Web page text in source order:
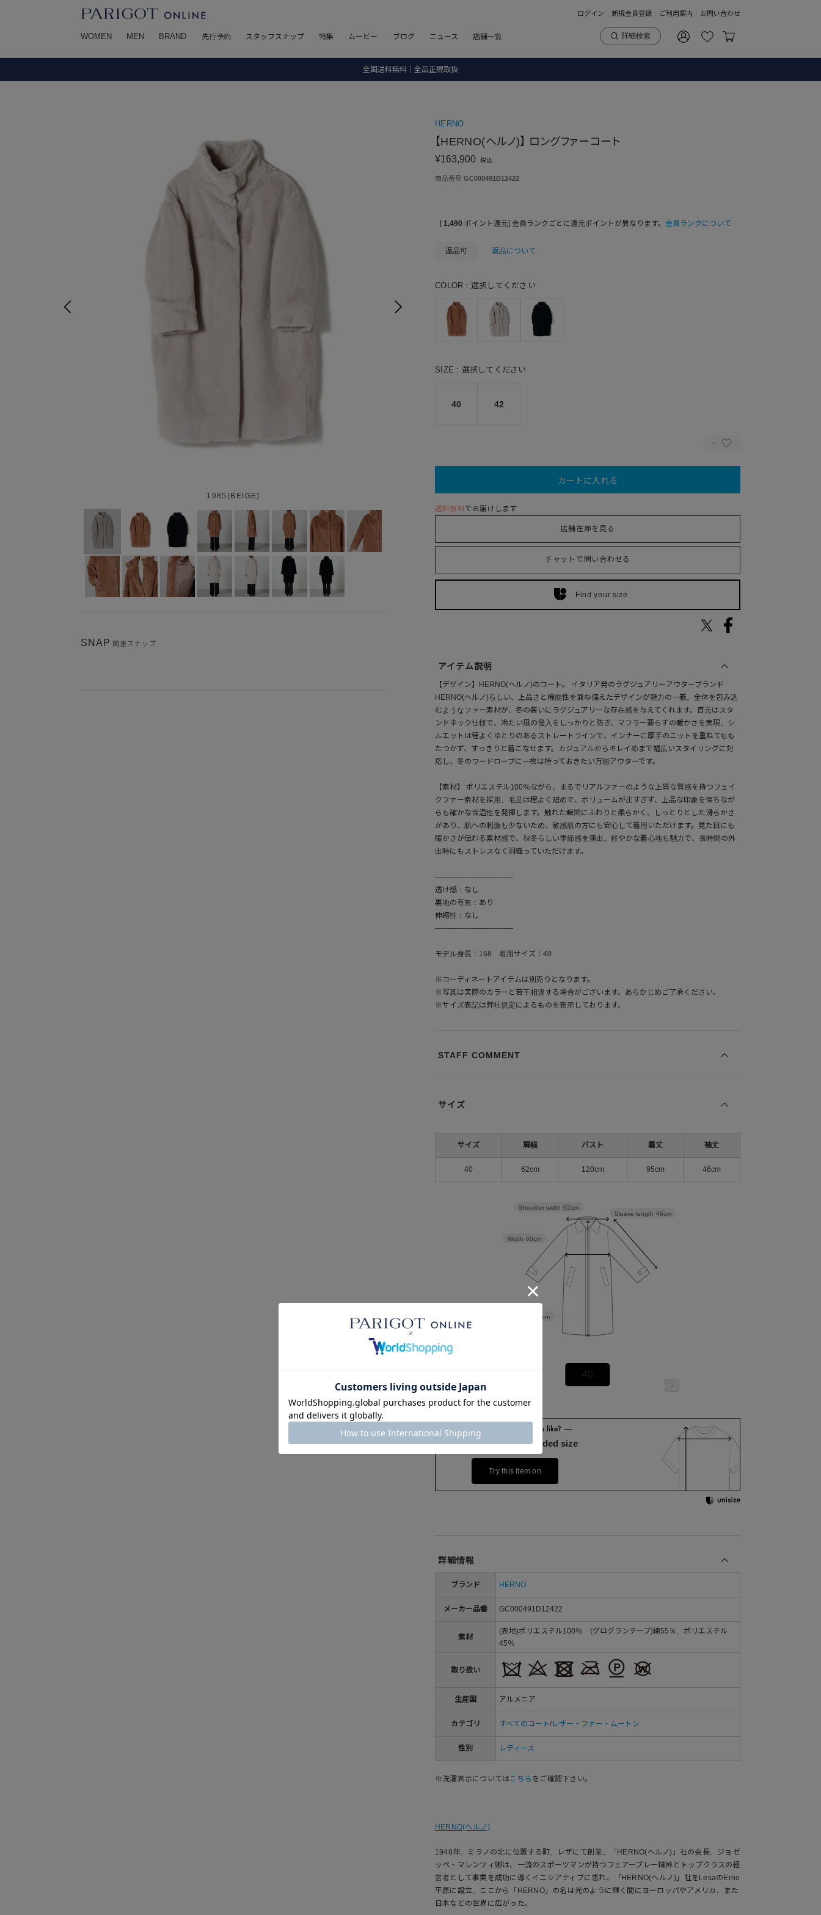
ログイン 新規会員登録 ご利用案内 お問い合わせ
WOMEN MEN BRAND 先行予約 スタッフスナップ 特集 ムービー ブログ ニュース 店舗一覧 詳細検索
全国送料無料｜全品正規取扱
1985(BEIGE) 2157(CAMEL)
SNAP 関連スナップ
HERNO
【HERNO(ヘルノ)】 ロングファーコート
¥163,900 税込
商品番号 GC000491D12422
[ 1,490 ポイント還元] 会員ランクごとに還元ポイントが異なります。 会員ランクについて
返品可 返品について
COLOR 選択してください
SIZE 選択してください
40 42
カートに入れる
送料無料 でお届けします
店舗在庫を見る
チャットで問い合わせる
Find your size
アイテム説明
【デザイン】HERNO(ヘルノ)のコート。 イタリア発のラグジュアリーアウターブランド
HERNO(ヘルノ)らしい、上品さと機能性を兼ね備えたデザインが魅力の一着。全体を包み込
むようなファー素材が、冬の装いにラグジュアリーな存在感を与えてくれます。首元はスタ
ンドネック仕様で、冷たい風の侵入をしっかりと防ぎ、マフラー要らずの暖かさを実現。シ
ルエットは程よくゆとりのあるストレートラインで、インナーに厚手のニットを重ねてもも
たつかず、すっきりと着こなせます。カジュアルからキレイめまで幅広いスタイリングに対
応し、冬のワードローブに一枚は持っておきたい万能アウターです。
【素材】 ポリエステル100％ながら、まるでリアルファーのような上質な質感を持つフェイ
クファー素材を採用。毛足は程よく短めで、ボリュームが出すぎず、上品な印象を保ちなが
らも確かな保温性を発揮します。触れた瞬間にふわりと柔らかく、しっとりとした滑らかさ
があり、肌への刺激も少ないため、敏感肌の方にも安心して着用いただけます。見た目にも
暖かさが伝わる素材感で、秋冬らしい季節感を演出。軽やかな着心地も魅力で、長時間の外
出時にもストレスなく羽織っていただけます。
--------------------------------
透け感：なし
裏地の有無：あり
伸縮性：なし
--------------------------------
モデル身長：168 着用サイズ：40
※コーディネートアイテムは別売りとなります。
※写真は実際のカラーと若干相違する場合がございます。あらかじめご了承ください。
※サイズ表記は弊社規定によるものを表示しております。
STAFF COMMENT
サイズ
サイズ 肩幅 バスト 着丈 袖丈
40 62cm 120cm 95cm 46cm
Sleeve length 46cm
95cm
Width 60cm
Shoulder width 62cm
40
Check the recommended size
Try this item on
詳細情報
ブランド HERNO
メーカー品番 GC000491D12422
素材
(表地)ポリエステル100％ (グログランテープ)綿55％、ポリエステル
45％
取り扱い
生産国 アルメニア
カテゴリ すべてのコート/ レザー・ファー・ムートン
性別 レディース
※洗濯表示については こちら をご確認下さい。
HERNO(ヘルノ)
1948年、ミラノの北に位置する町、レザにて創業。「HERNO(ヘルノ)」社の会長、ジョゼ
ッペ・マレンツィ卿は、一流のスポーツマンが持つフェアープレー精神とトップクラスの経
営者として事業を成功に導くイニシアティブに恵れ、「HERNO(ヘルノ)」社をLesaのErno
平原に設立。ここから「HERNO」の名は光のように輝く間にヨーロッパやアメリカ、また
日本などの世界に広がった。